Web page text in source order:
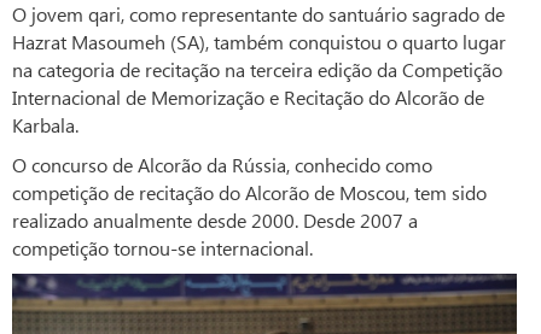
O jovem qari, como representante do santuário sagrado de
Hazrat Masoumeh (SA), também conquistou o quarto lugar
na categoria de recitação na terceira edição da Competição
Internacional de Memorização e Recitação do Alcorão de
Karbala.
O concurso de Alcorão da Rússia, conhecido como
competição de recitação do Alcorão de Moscou, tem sido
realizado anualmente desde 2000. Desde 2007 a
competição tornou-se internacional.